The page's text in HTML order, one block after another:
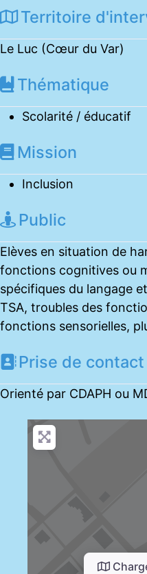
Territoire
Le Luc (Cœur du Var)
Thématique
Scolarité / éducatif
Mission
Inclusion
Public
Elèves en situation de
fonctions cognitives ou
spécifiques du langage
TSA, troubles des
fonctions sensorielles,
Prise de contact
Orienté par CDAPH ou